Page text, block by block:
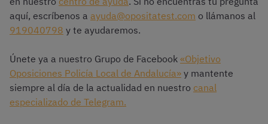
aquí, escríbenos a ayuda@opositatest.com o llámanos al
919040798 y te ayudaremos.
Únete ya a nuestro Grupo de Facebook «Objetivo
Oposiciones Policía Local de Andalucía» y mantente
siempre al día de la actualidad en nuestro canal
especializado de Telegram.